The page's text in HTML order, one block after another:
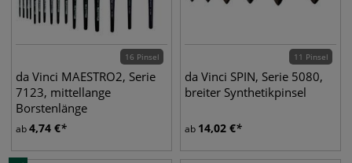
16 Pinsel
da Vinci MAESTRO2, Serie
7123, mittellange
Borstenlänge
ab4,74 €
11 Pinsel
da Vinci SPIN, Serie 5080,
breiter Synthetikpinsel
ab 14,02 €